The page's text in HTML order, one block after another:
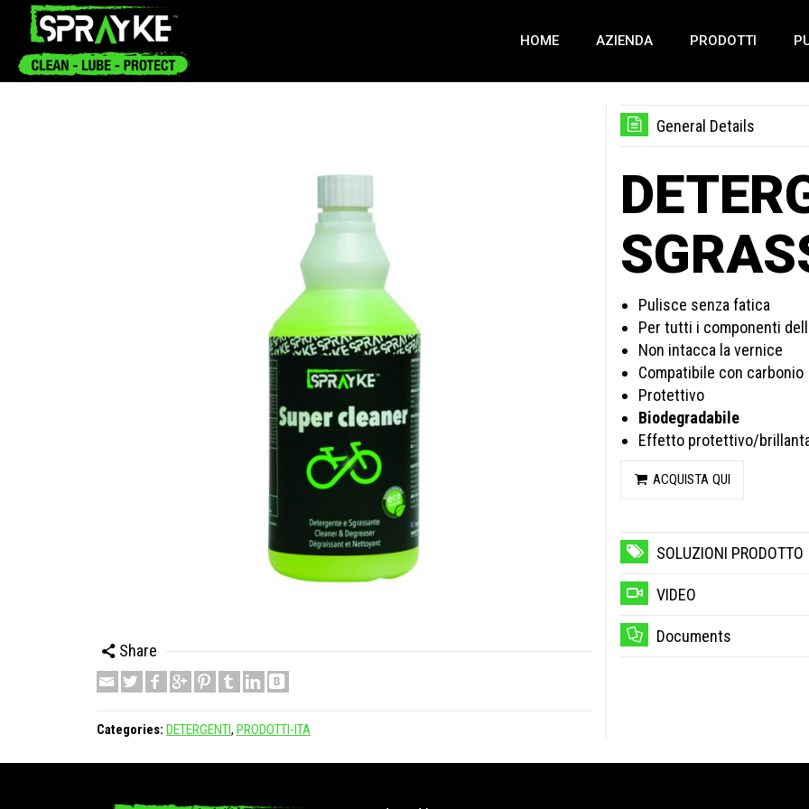
HOME AZIENDA PRODOTTI
Share
Categories: DETERGENTI, PRODOTTI-ITA
General Details
Pulisce senza fatica
Per tutti i componenti
Non intacca la vernice
Compatibile con carbonio
Protettivo
Biodegradabile
Effetto protettivo/
ACQUISTA QUI
SOLUZIONI PRODOTTO
VIDEO
Documents